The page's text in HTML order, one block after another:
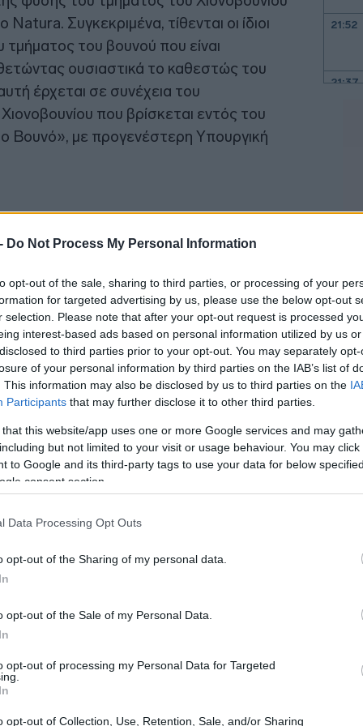
Do Not Process My Personal Information
opt-out of the sale, sharing to third parties, or processing of your
for targeted advertising by us, please use the below opt-out
selection. Please note that after your opt-out request is processed
interest-based ads based on personal information utilized by us
to third parties prior to your opt-out. You may separately
of your personal information by third parties on the IAB’s list of
This information may also be disclosed by us to third parties on the
Participants that may further disclose it to other third parties.
that this website/app uses one or more Google services and may
but not limited to your visit or usage behaviour. You may
to Google and its third-party tags to use your data for below
consent section.
Data Processing Opt Outs
opt-out of the Sharing of my personal data.
opt-out of the Sale of my Personal Data.
opt-out of processing my Personal Data for Targeted
opt-out of Collection, Use, Retention, Sale, and/or Sharing
Συγκεκριμένα, τίθενται οι ίδιοι
τμήματος του βουνού που είναι
ουσιαστικά το καθεστώς του
έρχεται σε συνέχεια του
που βρίσκεται εντός του
με προγενέστερη Υπουργική
μια εμβληματική πρωτοβουλία του
ένα εργαλείο περιβαλλοντικού
ορεινών περιοχών. Με το
πλέον σε 13.
επιδιώκεται η θεσμική
προστασίας των
διάνοιξης δρόμων και νέων
21:52
21:37
20:41
20:38
20:33
20:20
20:12